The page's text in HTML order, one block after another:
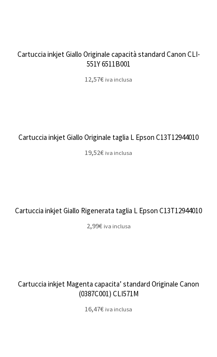
Cartuccia inkjet Giallo Originale capacità standard Canon CLI-
551Y 6511B001
12,57€ iva inclusa
Cartuccia inkjet Giallo Originale taglia L Epson C13T12944010
19,52€ iva inclusa
Cartuccia inkjet Giallo Rigenerata taglia L Epson C13T12944010
2,99€ iva inclusa
Cartuccia inkjet Magenta capacita’ standard Originale Canon
(0387C001) CLI571M
16,47€ iva inclusa